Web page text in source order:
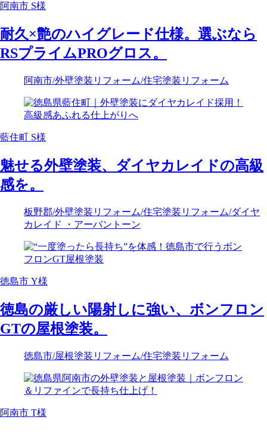
阿南市 S様
耐久×艶のハイグレード仕様。選ぶなら
RSプライムPROグロス。
阿南市/外壁塗装リフォーム/住宅塗装リフォーム
藍住町 S様
魅せる外壁塗装、ダイヤカレイドの高級
感を。
板野郡/外壁塗装リフォーム/住宅塗装リフォーム/ダイヤ
カレイド ・アーバントーン
徳島市 Y様
徳島の厳しい陽射しに強い、ボンフロン
GTの屋根塗装。
徳島市/屋根塗装リフォーム/住宅塗装リフォーム
阿南市 T様